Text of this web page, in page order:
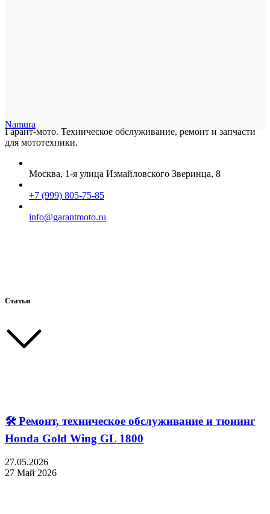
Namura
Гарант-мото. Техническое обслуживание, ремонт и запчасти
для мототехники.
Москва, 1-я улица Измайловского Зверинца, 8
+7 (999) 805-75-85
info@garantmoto.ru
Статьи
🛠 Ремонт, техническое обслуживание и тюнинг
Honda Gold Wing GL 1800
27.05.2026
27 Май 2026